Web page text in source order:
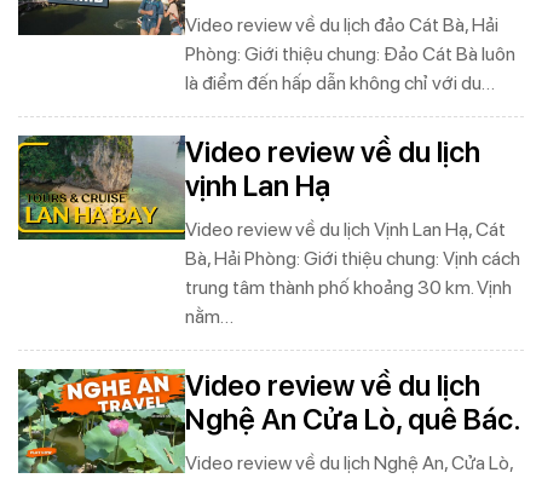
Video review về du lịch đảo Cát Bà, Hải
Phòng: Giới thiệu chung: Đảo Cát Bà luôn
là điểm đến hấp dẫn không chỉ với du…
Video review về du lịch
vịnh Lan Hạ
Video review về du lịch Vịnh Lan Hạ, Cát
Bà, Hải Phòng: Giới thiệu chung: Vịnh cách
trung tâm thành phố khoảng 30 km. Vịnh
nằm…
Video review về du lịch
Nghệ An Cửa Lò, quê Bác.
Video review về du lịch Nghệ An, Cửa Lò,